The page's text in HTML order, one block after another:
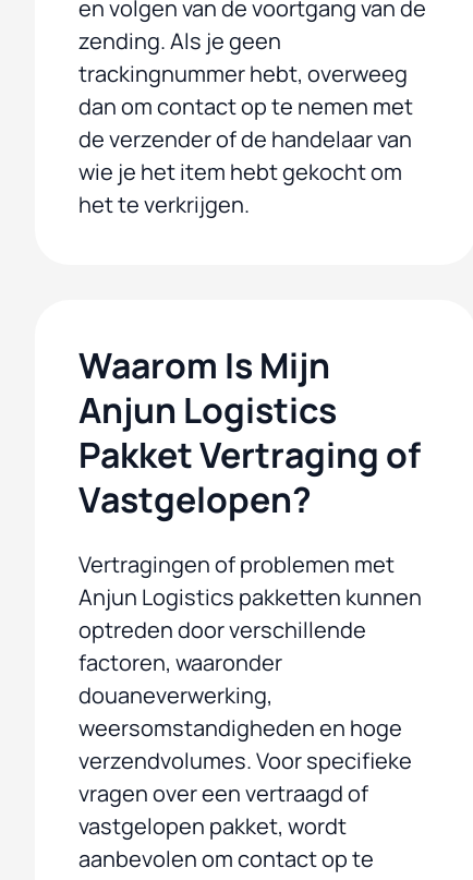
en volgen van de voortgang van de
zending. Als je geen
trackingnummer hebt, overweeg
dan om contact op te nemen met
de verzender of de handelaar van
wie je het item hebt gekocht om
het te verkrijgen.
Waarom Is Mijn
Anjun Logistics
Pakket Vertraging of
Vastgelopen?
Vertragingen of problemen met
Anjun Logistics pakketten kunnen
optreden door verschillende
factoren, waaronder
douaneverwerking,
weersomstandigheden en hoge
verzendvolumes. Voor specifieke
vragen over een vertraagd of
vastgelopen pakket, wordt
aanbevolen om contact op te